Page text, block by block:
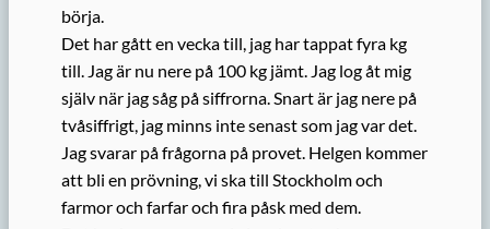
börja.
Det har gått en vecka till, jag har tappat fyra kg
till. Jag är nu nere på 100 kg jämt. Jag log åt mig
själv när jag såg på siffrorna. Snart är jag nere på
tvåsiffrigt, jag minns inte senast som jag var det.
Jag svarar på frågorna på provet. Helgen kommer
att bli en prövning, vi ska till Stockholm och
farmor och farfar och fira påsk med dem.